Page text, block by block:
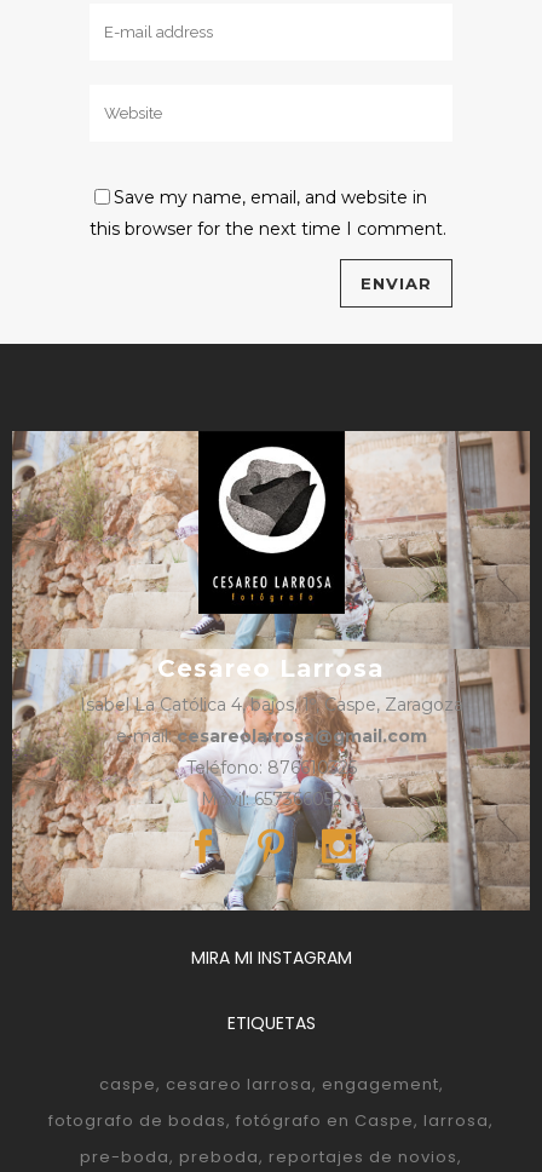
Save my name, email, and website in
this browser for the next time I comment.
Cesareo Larrosa
Isabel La Católica 4, bajos, 1º, Caspe, Zaragoza
e-mail:cesareolarrosa@gmail.com
Teléfono: 876610325
Móvil: 657366052
MIRA MI INSTAGRAM
ETIQUETAS
caspe cesareo larrosa engagement
fotografo de bodas fotógrafo en Caspe larrosa
pre-boda preboda reportajes de novios